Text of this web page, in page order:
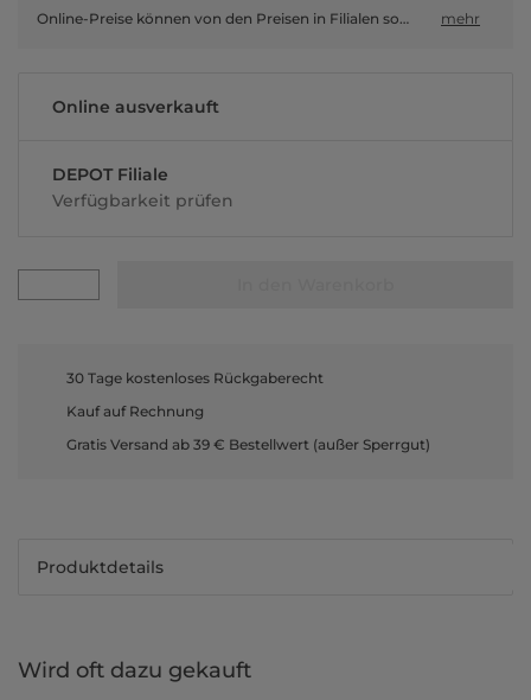
Online-Preise können von den Preisen in Filialen sowie Shop-in-Shop-Flächen abweichen. mehr
Online ausverkauft
DEPOT Filiale
Verfügbarkeit prüfen
30 Tage kostenloses Rückgaberecht
Kauf auf Rechnung
Gratis Versand ab 39 € Bestellwert (außer Sperrgut)
Produktdetails
Wird oft dazu gekauft